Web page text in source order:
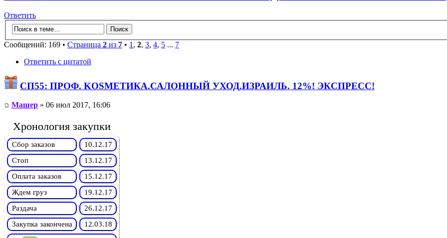
Ответить
Сообщений: 169 • Страница 2 из 7 • 1 , 2, 3, 4, 5 ... 7
Ответить с цитатой
СП55: ПРОФ. KОSMЕТИКA.САЛОННЫЙ УХОД.ИЗРАИЛЬ. 12%! ЭКСПРЕСС!
Машер » 06 июл 2017, 16:06
Хронология закупки
Сбор заказов
10.12.17
Стоп
13.12.17
Оплата заказов
15.12.17
Ждем груз
19.12.17
Раздача
26.12.17
Закупка закончена
12.03.18